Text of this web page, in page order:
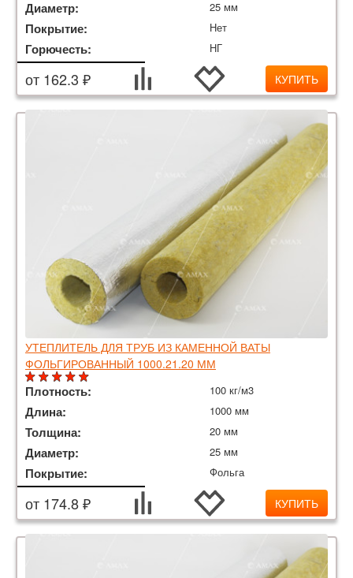
Диаметр: 25 мм
Покрытие: Нет
Горючесть: НГ
от 162.3 ₽ КУПИТЬ
УТЕПЛИТЕЛЬ ДЛЯ ТРУБ ИЗ КАМЕННОЙ ВАТЫ
ФОЛЬГИРОВАННЫЙ 1000.21.20 ММ
Плотность: 100 кг/м3
Длина: 1000 мм
Толщина: 20 мм
Диаметр: 25 мм
Покрытие: Фольга
от 174.8 ₽ КУПИТЬ